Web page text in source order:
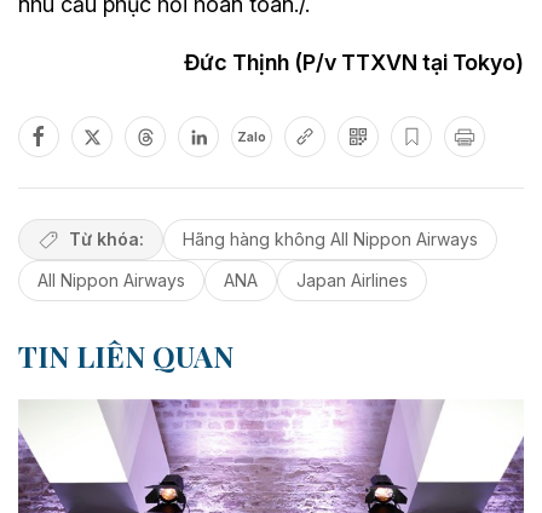
Đức Thịnh (P/v TTXVN tại Tokyo)
Zalo
Từ khóa:
Hãng hàng không All Nippon Airways
All Nippon Airways
ANA Japan Airlines
TIN LIÊN QUAN